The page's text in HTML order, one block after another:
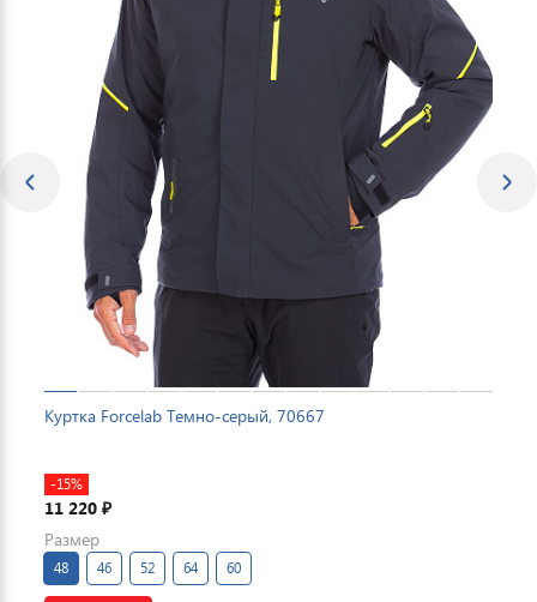
Куртка Forcelab Темно-серый, 70667
-15%
11 220 ₽
Размер
48 46 52 64 60